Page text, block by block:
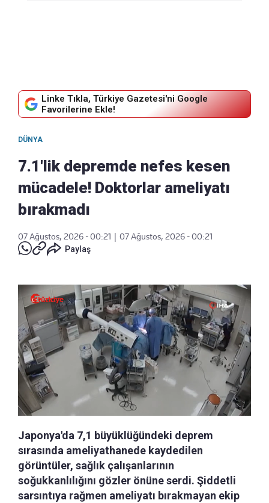
Linke Tıkla, Türkiye Gazetesi'ni Google
Favorilerine Ekle!
DÜNYA
7.1'lik depremde nefes kesen
mücadele! Doktorlar ameliyatı
bırakmadı
07 Ağustos, 2026 - 00:21
07 Ağustos, 2026 - 00:21
Paylaş
Japonya'da 7,1 büyüklüğündeki deprem
sırasında ameliyathanede kaydedilen
görüntüler, sağlık çalışanlarının
soğukkanlılığını gözler önüne serdi. Şiddetli
sarsıntıya rağmen ameliyatı bırakmayan ekip